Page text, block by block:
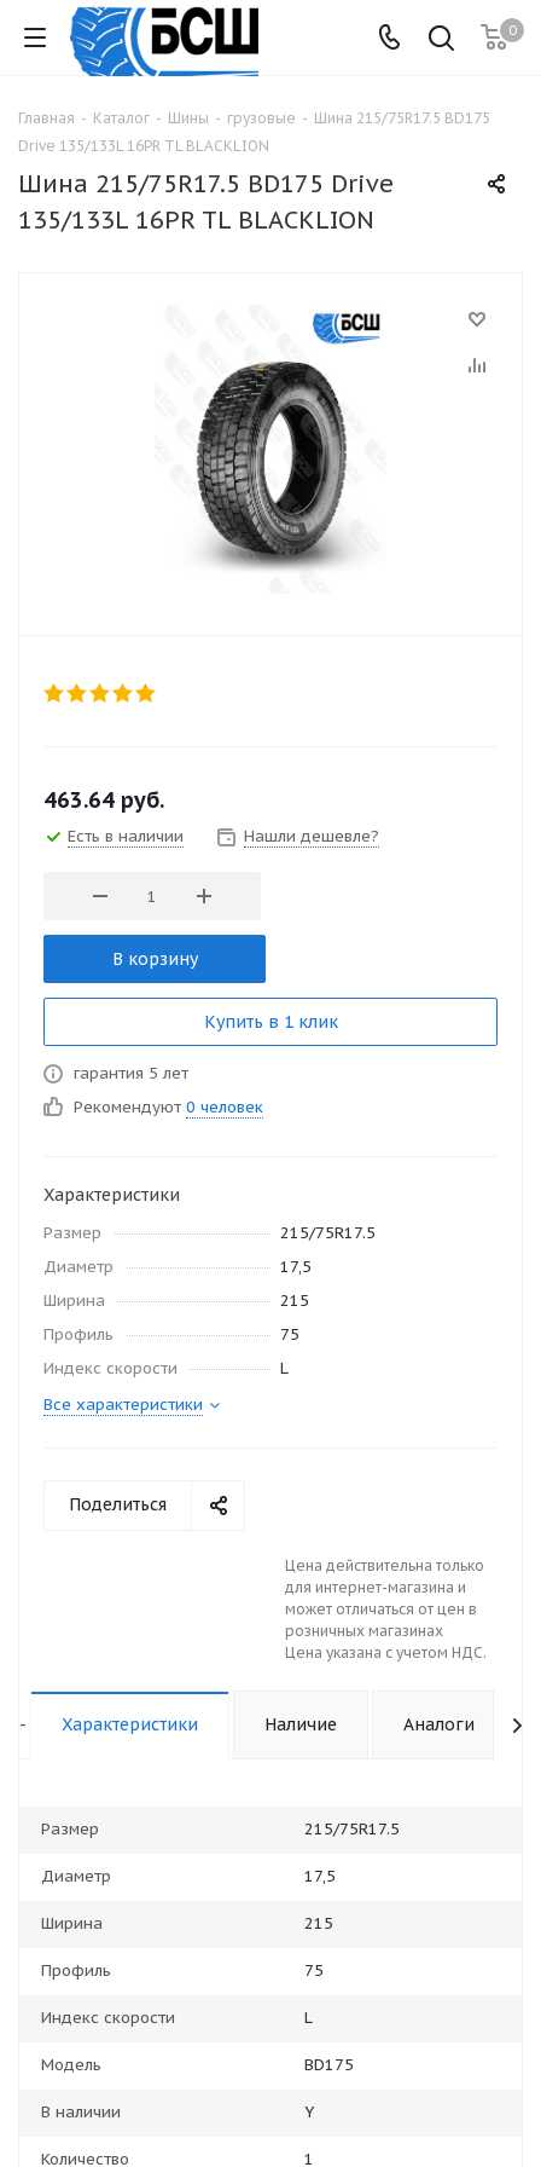
0
Главная - Каталог - Шины - грузовые - Шина 215/75R17.5 BD175
Drive 135/133L 16PR TL BLACKLION
Шина 215/75R17.5 BD175 Drive
135/133L 16PR TL BLACKLION
463.64 руб.
Есть в наличии Нашли дешевле?
В корзину
Купить в 1 клик
гарантия 5 лет
Рекомендуют 0 человек
Характеристики
Размер
215/75R17.5
Диаметр
17,5
Ширина
215
Профиль
75
Индекс скорости
L
Все характеристики
Поделиться
Цена действительна только
для интернет-магазина и
может отличаться от цен в
розничных магазинах
Цена указана с учетом НДС.
- Характеристики Наличие Аналоги
Размер 215/75R17.5
Диаметр 17,5
Ширина 215
Профиль 75
Индекс скорости L
Модель BD175
В наличии Y
Количество 1